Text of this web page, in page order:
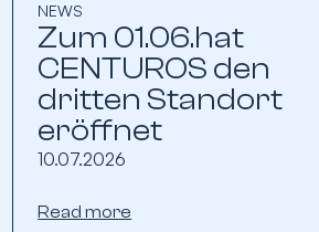
NEWS
Zum 01.06.hat
CENTUROS den
dritten Standort
eröffnet
10.07.2026
Read more